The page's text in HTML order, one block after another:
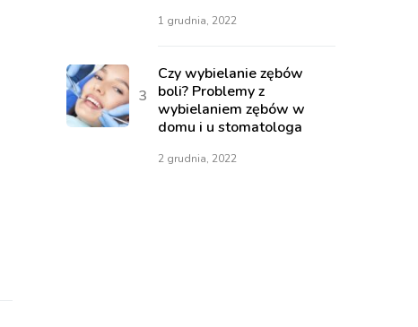
1 grudnia, 2022
Czy wybielanie zębów
boli? Problemy z
wybielaniem zębów w
domu i u stomatologa
2 grudnia, 2022